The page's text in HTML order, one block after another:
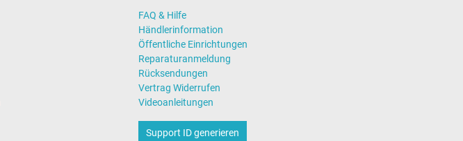
FAQ & Hilfe
Händlerinformation
Öffentliche Einrichtungen
Reparaturanmeldung
Rücksendungen
Vertrag Widerrufen
Videoanleitungen
Support ID generieren